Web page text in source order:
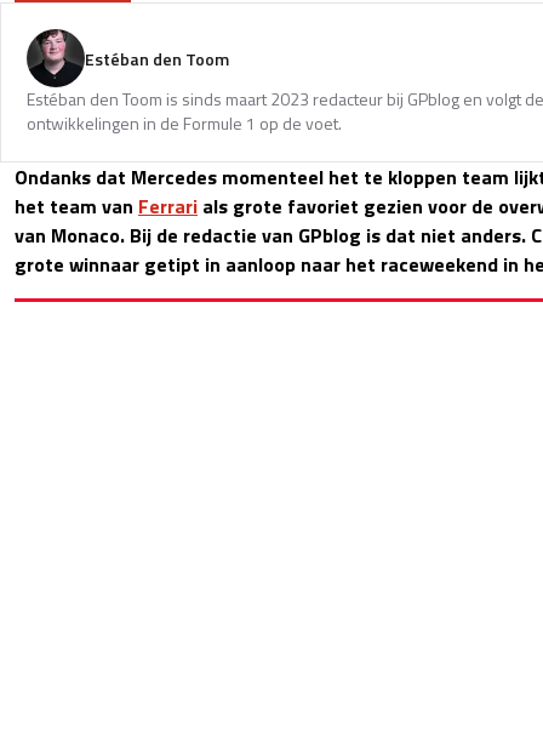
Estéban den Toom
Estéban den Toom is sinds maart 2023 redacteur bij GPblog en volgt
ontwikkelingen in de Formule 1 op de voet.
Ondanks dat Mercedes momenteel het te kloppen team
het team van Ferrari als grote favoriet gezien voor de
van Monaco. Bij de redactie van GPblog is dat niet anders.
grote winnaar getipt in aanloop naar het raceweekend in